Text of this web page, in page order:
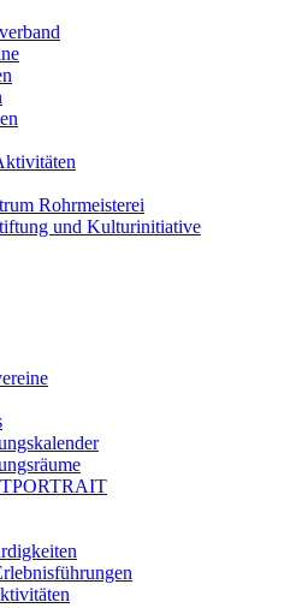
Rohrmeisterei
und Kulturinitiative